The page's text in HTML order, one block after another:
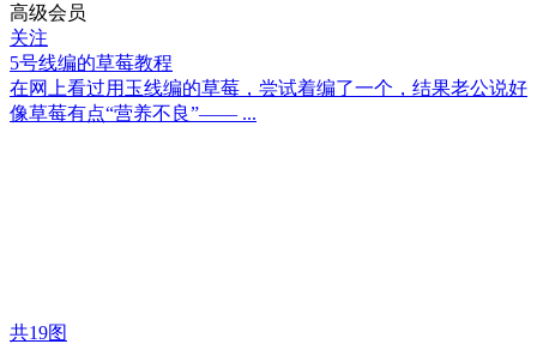
高级会员
关注
5号线编的草莓教程
在网上看过用玉线编的草莓，尝试着编了一个，结果老公说好
像草莓有点“营养不良”—— ...
共19图